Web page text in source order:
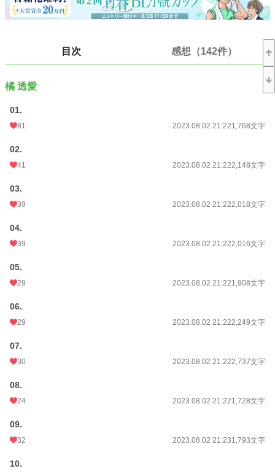
なにしろ透愛の「番」かつ「夫」であるαは、同じ大学に通っているαの青年、
姫宮樹李だったからだ。
道、温厚堅実を絵に描いたような男であり、常に取り巻きに囲まれている大学内
小学6年生の夏、透愛は自分が未分化Ω（突然Ωへと変貌する特異体質を持った
しかも偶然そこに居合わせたのは、ちょっと気まずい関係のクラスメイト、姫
姫宮はまるで美少女のような可憐な容姿を持つ少年で、優しく、親切で、常に笑
しかし、ヒートで誘発してしまった彼のα性はあまりにも凶暴で、透愛は成す術
もなく。
αとΩの、不幸な事故だった、コドモの過ちだった、お互いに望まぬ関係だっ
た。
＊私の中の「青春」を詰め込みました。
＊攻め視点は後半辺りまで一切出てきませんので、想像しながら読んで頂けると
＊攻めはだいぶ受けを拗らせたメンヘラです。キモいです。覚悟してください。
＊子供同士の激しい強姦シーンがあります。
＊申し訳ありませんが閲覧は自己責任でお願い致します。
初めてまともに、オメガバースもののBLに挑戦してみました。
小説
BL
24h.ポイント
目次 感想（142件）
橘 透愛
01.
81 2023.08.02 21:221,768文字
02.
41 2023.08.02 21:222,148文字
03.
39 2023.08.02 21:222,018文字
04.
39 2023.08.02 21:222,016文字
05.
29 2023.08.02 21:221,908文字
06.
29 2023.08.02 21:222,249文字
07.
30 2023.08.02 21:222,737文字
08.
24 2023.08.02 21:221,728文字
09.
32 2023.08.02 21:231,793文字
10.